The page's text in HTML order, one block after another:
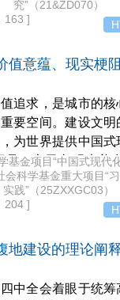
发展。多个规划
挑战，我国应以
究”（21&ZD070）
163 ]
值意蕴、现实梗
追求，是城市的
要空间。建设文
为世界提供中国
足、市民文明素
促进城乡文明融
、高效能治理、
基金项目“中国式现代
科学基金重大项目“
实践”（25ZXXGC03）
204 ]
地建设的理论阐
中全会着眼于统